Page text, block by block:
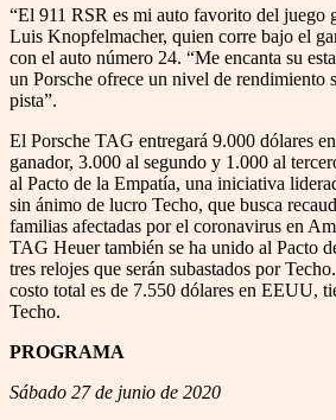
“El 911 RSR es mi auto favorito del juego
Luis Knopfelmacher, quien corre bajo el
con el auto número 24. “Me encanta su
un Porsche ofrece un nivel de rendimiento
pista”.
El Porsche TAG entregará 9.000 dólares
ganador, 3.000 al segundo y 1.000 al
al Pacto de la Empatía, una iniciativa
sin ánimo de lucro Techo, que busca
familias afectadas por el coronavirus en
TAG Heuer también se ha unido al Pacto
tres relojes que serán subastados por
costo total es de 7.550 dólares en EEUU,
Techo.
PROGRAMA
Sábado 27 de junio de 2020